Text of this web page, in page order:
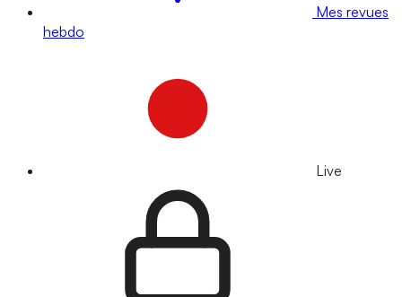
Mes revues
hebdo
Live